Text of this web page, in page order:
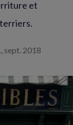
et
sept. 2018